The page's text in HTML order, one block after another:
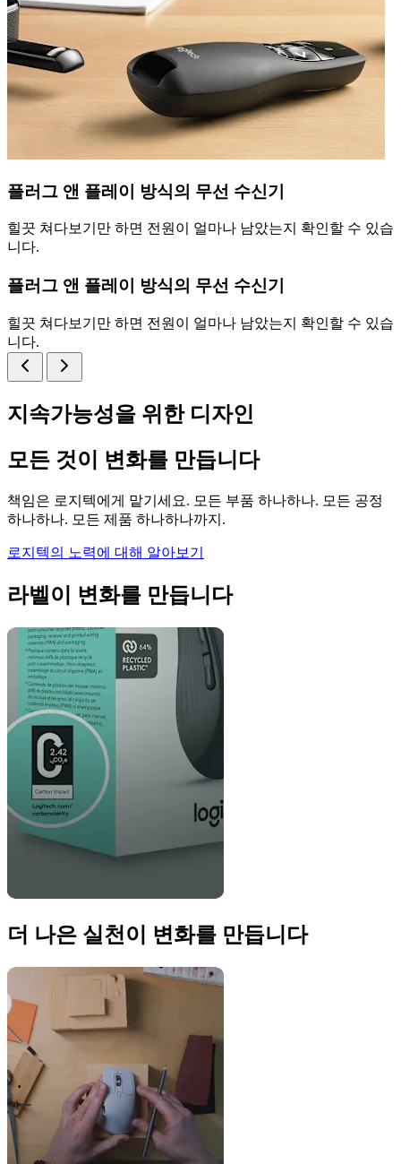
플러그 앤 플레이 방식의 무선 수신기
힐끗 쳐다보기만 하면 전원이 얼마나 남았는지 확인할 수 있습
니다.
플러그 앤 플레이 방식의 무선 수신기
힐끗 쳐다보기만 하면 전원이 얼마나 남았는지 확인할 수 있습
니다.
지속가능성을 위한 디자인
모든 것이 변화를 만듭니다
책임은 로지텍에게 맡기세요. 모든 부품 하나하나. 모든 공정
하나하나. 모든 제품 하나하나까지.
로지텍의 노력에 대해 알아보기
라벨이 변화를 만듭니다
더 나은 실천이 변화를 만듭니다